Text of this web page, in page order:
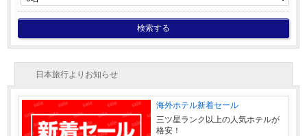
検索する
日本旅行よりお知らせ
海外ホテル新着セール
三ツ星ランク以上の人気ホテルが
格安！